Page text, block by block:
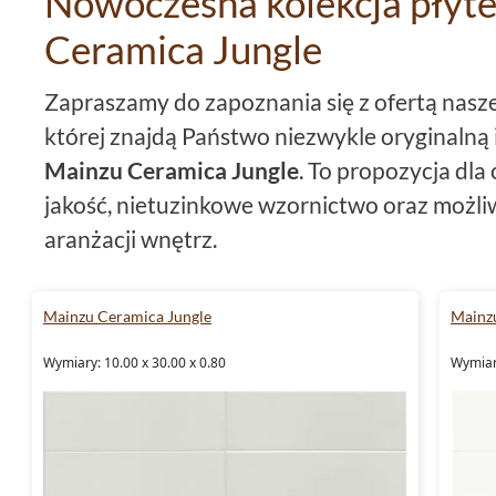
Ceramica Jungle
Zapraszamy do zapoznania się z ofertą
której znajdą Państwo niezwykle oryginalną
Mainzu Ceramica Jungle. To propozycja
jakość, nietuzinkowe wzornictwo oraz
aranżacji wnętrz.
wzornictwo w Twoim domu
KolekcjaMainzu Ceramica Jungleto
do wnętrza domu odrobinę dzikiego,
Mainzu Ceramica Jungle
Wymiary: 10.00 x 30.00 x 0.80